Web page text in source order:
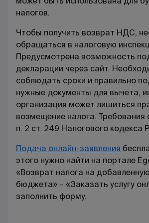
налогов.
Чтобы получить возврат НДС,
обращаться в налоговую
Предусмотрена возможность
декларации через сайт.
соблюдать сроки и правильно
нужные документы для вычета,
организация может лишиться
возмещение налога. Требования
п. 2 ст. 249 Налогового кодекса
Подача онлайн-заявления
этого нужно найти на портале
«Возврат налога на
бюджета» – «Заказать услугу
заполнить форму.